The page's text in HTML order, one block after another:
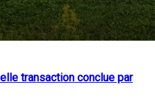
transaction conclue par